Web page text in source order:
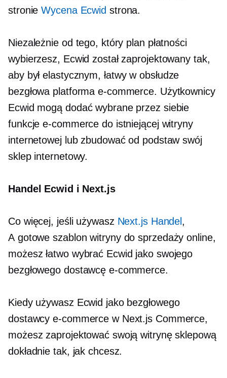
stronieWycena Ecwid strona.
Niezależnie od tego, który plan płatności
wybierzesz, Ecwid został zaprojektowany tak,
aby był elastycznym, łatwy w obsłudze
bezgłowa platforma e-commerce. Użytkownicy
Ecwid mogą dodać wybrane przez siebie
funkcje e-commerce do istniejącej witryny
internetowej lub zbudować od podstaw swój
sklep internetowy.
Handel Ecwid i Next.js
Co więcej, jeśli używasz Next.js Handel ,
A gotowe szablon witryny do sprzedaży online,
możesz łatwo wybrać Ecwid jako swojego
bezgłowego dostawcę e-commerce.
Kiedy używasz Ecwid jako bezgłowego
dostawcy e-commerce w Next.js Commerce,
możesz zaprojektować swoją witrynę sklepową
dokładnie tak, jak chcesz.